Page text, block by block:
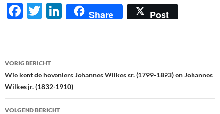
F
b
o
o
k
T
er
Li
n
e
dI
n
Share Post
Berichtnavigatie
VORIG BERICHT
Wie kent de hoveniers Johannes Wilkes sr. (1799-1893) en Johannes
Wilkes jr. (1832-1910)
VOLGEND BERICHT